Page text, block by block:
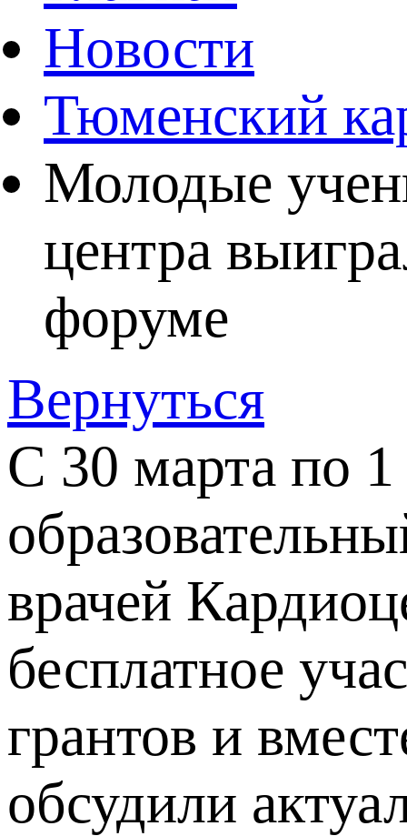
Новости
Тюменский
Молодые
центра
форуме
Вернуться
C 30 марта по
врачей
бесплатное
грантов и
обсудили